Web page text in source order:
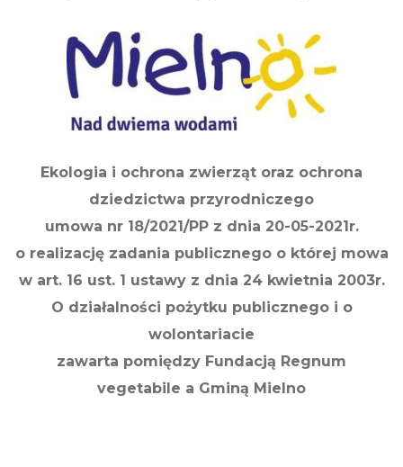
Ekologia i ochrona zwierząt oraz ochrona
dziedzictwa przyrodniczego
umowa nr 18/2021/PP z dnia 20-05-2021r.
o realizację zadania publicznego o której mowa
w art. 16 ust. 1 ustawy z dnia 24 kwietnia 2003r.
O działalności pożytku publicznego i o
wolontariacie
zawarta pomiędzy Fundacją Regnum
vegetabile a Gminą Mielno